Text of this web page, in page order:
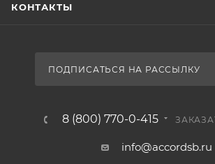
КОНТАКТЫ
ПОДПИСАТЬСЯ НА РАССЫЛКУ
8 (800) 770-0-415
info@accordsb.ru